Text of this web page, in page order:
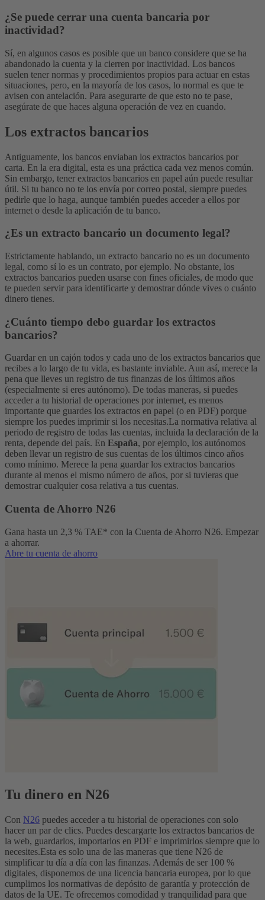
¿Se puede cerrar una cuenta bancaria por
inactividad?
Sí, en algunos casos es posible que un banco considere que se ha
abandonado la cuenta y la cierren por inactividad. Los bancos
suelen tener normas y procedimientos propios para actuar en estas
situaciones, pero, en la mayoría de los casos, lo normal es que te
avisen con antelación. Para asegurarte de que esto no te pase,
asegúrate de que haces alguna operación de vez en cuando.
Los extractos bancarios
Antiguamente, los bancos enviaban los extractos bancarios por
carta. En la era digital, esta es una práctica cada vez menos común.
Sin embargo, tener extractos bancarios en papel aún puede resultar
útil. Si tu banco no te los envía por correo postal, siempre puedes
pedirle que lo haga, aunque también puedes acceder a ellos por
internet o desde la aplicación de tu banco.
¿Es un extracto bancario un documento legal?
Estrictamente hablando, un extracto bancario no es un documento
legal, como sí lo es un contrato, por ejemplo. No obstante, los
extractos bancarios pueden usarse con fines oficiales, de modo que
te pueden servir para identificarte y demostrar dónde vives o cuánto
dinero tienes.
¿Cuánto tiempo debo guardar los extractos
bancarios?
Guardar en un cajón todos y cada uno de los extractos bancarios que
recibes a lo largo de tu vida, es bastante inviable. Aun así, merece la
pena que lleves un registro de tus finanzas de los últimos años
(especialmente si eres autónomo). De todas maneras, si puedes
acceder a tu historial de operaciones por internet, es menos
importante que guardes los extractos en papel (o en PDF) porque
siempre los puedes imprimir si los necesitas.La normativa relativa al
periodo de registro de todas las cuentas, incluida la declaración de la
renta, depende del país. En España, por ejemplo, los autónomos
deben llevar un registro de sus cuentas de los últimos cinco años
como mínimo. Merece la pena guardar los extractos bancarios
durante al menos el mismo número de años, por si tuvieras que
demostrar cualquier cosa relativa a tus cuentas.
Cuenta de Ahorro N26
Gana hasta un 2,3 % TAE* con la Cuenta de Ahorro N26. Empezar
a ahorrar.
Abre tu cuenta de ahorro
Tu dinero en N26
Con N26 puedes acceder a tu historial de operaciones con solo
hacer un par de clics. Puedes descargarte los extractos bancarios de
la web, guardarlos, importarlos en PDF e imprimirlos siempre que lo
necesites.Esta es solo una de las maneras que tiene N26 de
simplificar tu día a día con las finanzas. Además de ser 100 %
digitales, disponemos de una licencia bancaria europea, por lo que
cumplimos los normativas de depósito de garantía y protección de
datos de la UE. Te ofrecemos comodidad y tranquilidad para que